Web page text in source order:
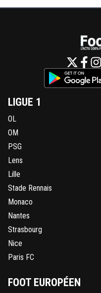
LIGUE 1
OL
OM
PSG
Lens
Lille
Stade Rennais
Monaco
Nantes
Strasbourg
Nice
Paris FC
FOOT EUROPÉEN